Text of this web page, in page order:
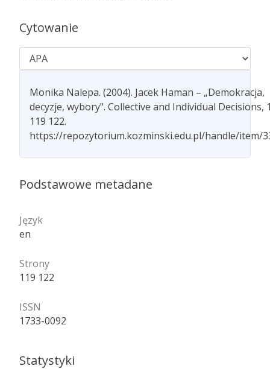
Cytowanie
Monika Nalepa. (2004). Jacek Haman – „Demokracja,
decyzje, wybory". Collective and Individual Decisions,
119 122.
https://repozytorium.kozminski.edu.pl/handle/item/
Podstawowe metadane
Język
en
Strony
119 122
ISSN
1733-0092
Statystyki